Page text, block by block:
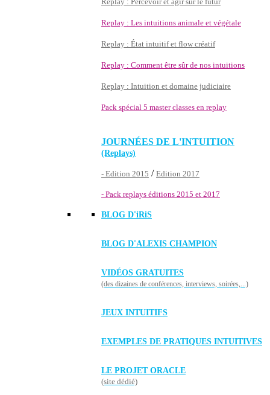
Replay : Les intuitions animale et végétale
Replay : État intuitif et flow créatif
Replay : Comment être sûr de nos intuitions
Replay : Intuition et domaine judiciaire
Pack spécial 5 master classes en replay
JOURNÉES DE L'INTUITION
(Replays)
- Edition 2015 / Edition 2017
- Pack replays éditions 2015 et 2017
BLOG D'iRiS
BLOG D'ALEXIS CHAMPION
VIDÉOS GRATUITES
(des dizaines de conférences, interviews, soirées,...)
JEUX INTUITIFS
EXEMPLES DE PRATIQUES INTUITIVES
LE PROJET ORACLE
(site dédié)